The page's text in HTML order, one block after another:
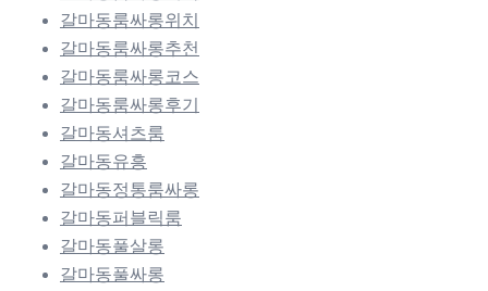
갈마동룸싸롱위치
갈마동룸싸롱추천
갈마동룸싸롱코스
갈마동룸싸롱후기
갈마동셔츠룸
갈마동유흥
갈마동정통룸싸롱
갈마동퍼블릭룸
갈마동풀살롱
갈마동풀싸롱